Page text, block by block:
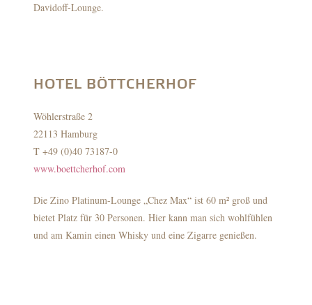
Davidoff-Lounge.
HOTEL BÖTTCHERHOF
Wöhlerstraße 2
22113 Hamburg
T +49 (0)40 73187-0
www.boettcherhof.com
Die Zino Platinum-Lounge „Chez Max“ ist 60 m² groß und
bietet Platz für 30 Personen. Hier kann man sich wohlfühlen
und am Kamin einen Whisky und eine Zigarre genießen.